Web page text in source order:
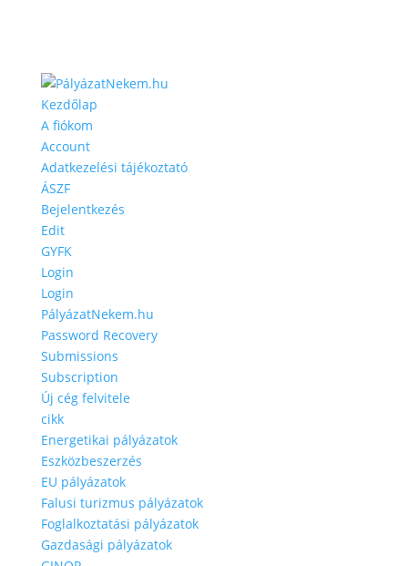
Kezdőlap
A fiókom
Account
Adatkezelési tájékoztató
ÁSZF
Bejelentkezés
Edit
GYFK
Login
Login
PályázatNekem.hu
Password Recovery
Submissions
Subscription
Új cég felvitele
cikk
Energetikai pályázatok
Eszközbeszerzés
EU pályázatok
Falusi turizmus pályázatok
Foglalkoztatási pályázatok
Gazdasági pályázatok